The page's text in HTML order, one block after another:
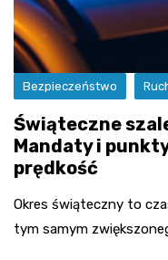
Bezpieczeństwo
Świąteczne
Mandaty i
prędkość
Okres świąteczny to
tym samym